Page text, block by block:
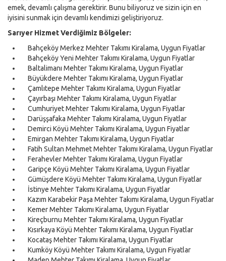
emek, devamlı çalışma gerektirir. Bunu biliyoruz ve sizin için en
iyisini sunmak için devamlı kendimizi geliştiriyoruz.
Sarıyer Hizmet Verdiğimiz Bölgeler:
Bahçeköy Merkez Mehter Takımı Kiralama, Uygun Fiyatlar
Bahçeköy Yeni Mehter Takımı Kiralama, Uygun Fiyatlar
Baltalimanı Mehter Takımı Kiralama, Uygun Fiyatlar
Büyükdere Mehter Takımı Kiralama, Uygun Fiyatlar
Çamlıtepe Mehter Takımı Kiralama, Uygun Fiyatlar
Çayırbaşı Mehter Takımı Kiralama, Uygun Fiyatlar
Cumhuriyet Mehter Takımı Kiralama, Uygun Fiyatlar
Darüşşafaka Mehter Takımı Kiralama, Uygun Fiyatlar
Demirci Köyü Mehter Takımı Kiralama, Uygun Fiyatlar
Emirgan Mehter Takımı Kiralama, Uygun Fiyatlar
Fatih Sultan Mehmet Mehter Takımı Kiralama, Uygun Fiyatlar
Ferahevler Mehter Takımı Kiralama, Uygun Fiyatlar
Garipçe Köyü Mehter Takımı Kiralama, Uygun Fiyatlar
Gümüşdere Köyü Mehter Takımı Kiralama, Uygun Fiyatlar
İstinye Mehter Takımı Kiralama, Uygun Fiyatlar
Kazım Karabekir Paşa Mehter Takımı Kiralama, Uygun Fiyatlar
Kemer Mehter Takımı Kiralama, Uygun Fiyatlar
Kireçburnu Mehter Takımı Kiralama, Uygun Fiyatlar
Kısırkaya Köyü Mehter Takımı Kiralama, Uygun Fiyatlar
Kocataş Mehter Takımı Kiralama, Uygun Fiyatlar
Kumköy Köyü Mehter Takımı Kiralama, Uygun Fiyatlar